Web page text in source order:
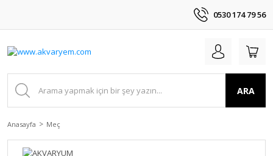
0530 174 79 56
ARA
Anasayfa Meç